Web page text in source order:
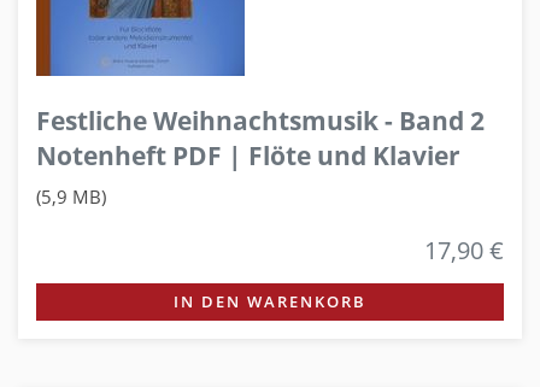
Festliche Weihnachtsmusik - Band 2
Notenheft PDF | Flöte und Klavier
(5,9 MB)
17,90 €
IN DEN WARENKORB